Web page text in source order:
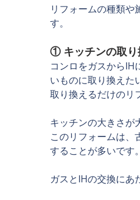
リフォームの種類
す。
① キッチンの取り
コンロをガスからIH
いものに取り換えた
取り換えるだけのリ
キッチンの大きさが
このリフォームは、
することが多いです。
ガスとIHの交換にあ